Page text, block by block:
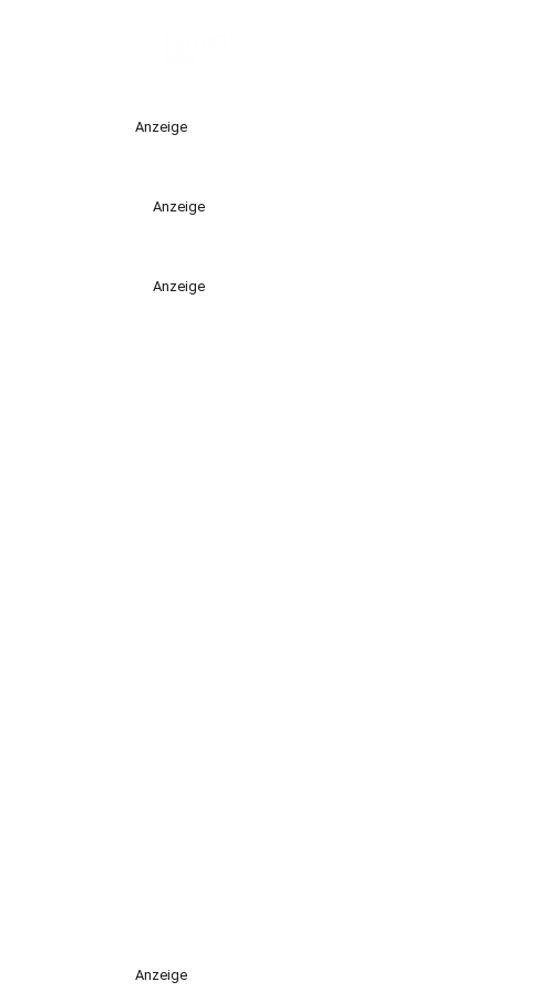
Anzeige
Anzeige
Anzeige
Anzeige